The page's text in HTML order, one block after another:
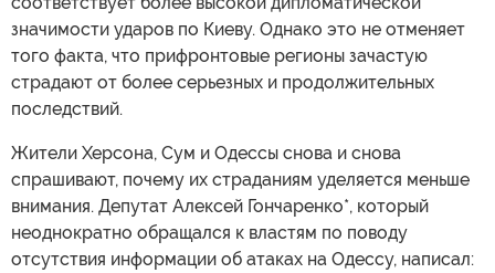
значимости ударов по Киеву. Однако это не отменяет
того факта, что прифронтовые регионы зачастую
страдают от более серьезных и продолжительных
последствий.
Жители Херсона, Сум и Одессы снова и снова
спрашивают, почему их страданиям уделяется меньше
внимания. Депутат Алексей Гончаренко*, который
неоднократно обращался к властям по поводу
отсутствия информации об атаках на Одессу, написал: